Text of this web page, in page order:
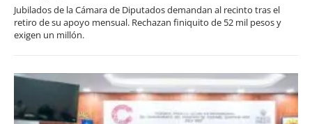
Jubilados de la Cámara de Diputados demandan al recinto tras el
retiro de su apoyo mensual. Rechazan finiquito de 52 mil pesos y
exigen un millón.